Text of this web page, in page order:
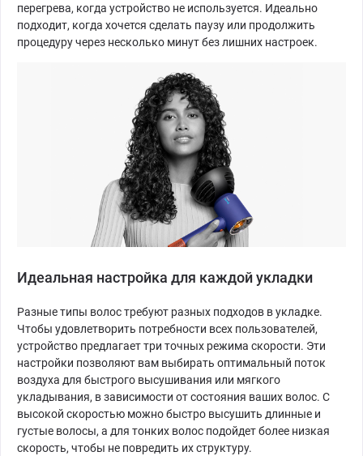
перегрева, когда устройство не используется. Идеально
подходит, когда хочется сделать паузу или продолжить
процедуру через несколько минут без лишних настроек.
Идеальная настройка для каждой укладки
Разные типы волос требуют разных подходов в укладке.
Чтобы удовлетворить потребности всех пользователей,
устройство предлагает три точных режима скорости. Эти
настройки позволяют вам выбирать оптимальный поток
воздуха для быстрого высушивания или мягкого
укладывания, в зависимости от состояния ваших волос. С
высокой скоростью можно быстро высушить длинные и
густые волосы, а для тонких волос подойдет более низкая
скорость, чтобы не повредить их структуру.